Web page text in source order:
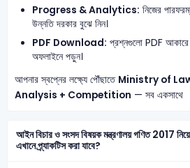
Progress & Analytics: নিজের
উন্নতি দরকার বুঝে নিন।
PDF Download: প্রশ্নগুলো PDF আকারে
অফলাইনে পড়ুন।
আপনার স্বপ্নের লক্ষ্যে পৌঁছাতে Ministry of
Analysis + Competition — সব একসাথে
আইন বিচার ও সংসদ বিষয়ক মন্ত্রণালয় গণিত 2017
এখানে প্র্যাকটিস করা যাবে?